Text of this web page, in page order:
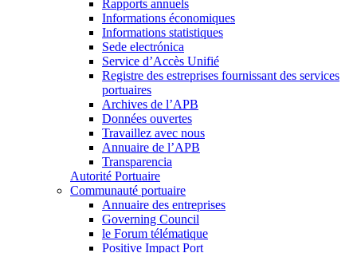
Rapports annuels
Informations économiques
Informations statistiques
Sede electrónica
Service d’Accès Unifié
Registre des estreprises fournissant des services
portuaires
Archives de l’APB
Données ouvertes
Travaillez avec nous
Annuaire de l’APB
Transparencia
Autorité Portuaire
Communauté portuaire
Annuaire des entreprises
Governing Council
le Forum télématique
Positive Impact Port